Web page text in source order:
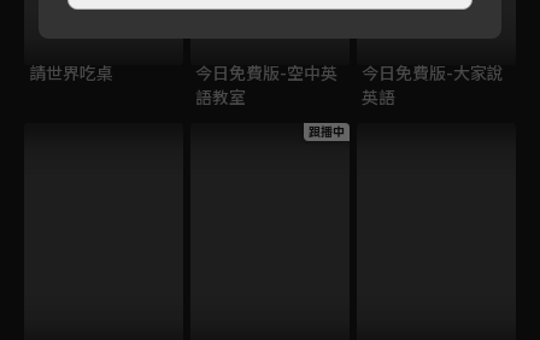
請世界吃桌
今日免費版-空中英
語教室
今日免費版-大家說
英語
跟播中